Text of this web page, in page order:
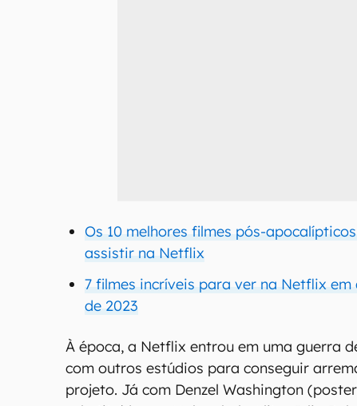
Os 10 melhores filmes pós-
assistir na Netflix
7 filmes incríveis para ver na Netflix em
de 2023
À época, a Netflix entrou em uma guerra
com outros estúdios para conseguir
projeto. Já com Denzel Washington